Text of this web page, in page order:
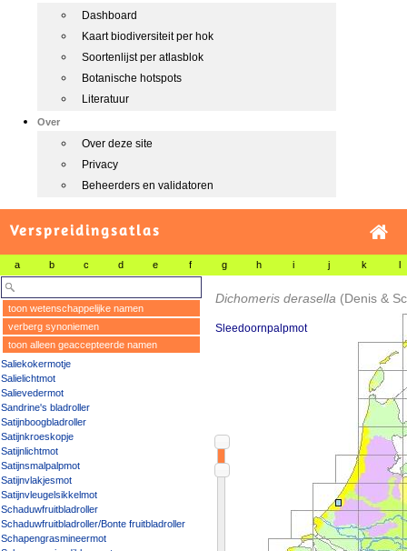
Dashboard
Kaart biodiversiteit per hok
Soortenlijst per atlasblok
Botanische hotspots
Literatuur
Over
Over deze site
Privacy
Beheerders en validatoren
Verspreidingsatlas
a b c d e f g h i j k l
toon wetenschappelijke namen
verberg synoniemen
toon alleen geaccepteerde namen
Saliekokermotje
Salielichtmot
Salievedermot
Sandrine's bladroller
Satijnboogbladroller
Satijnkroeskopje
Satijnlichtmot
Satijnsmalpalpmot
Satijnvlakjesmot
Satijnvleugelsikkelmot
Schaduwfruitbladroller
Schaduwfruitbladroller/Bonte fruitbladroller
Schapengrasmineermot
Dichomeris derasella (Denis &
Sleedoornpalpmot